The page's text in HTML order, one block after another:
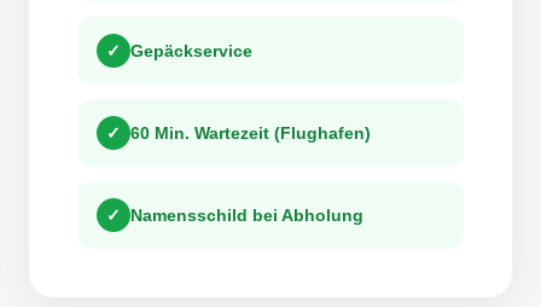
✓ Gepäckservice
✓ 60 Min. Wartezeit (Flughafen)
✓ Namensschild bei Abholung